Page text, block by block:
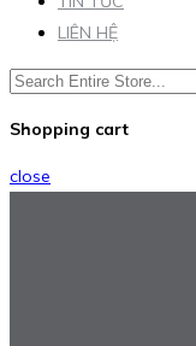
LIÊN HỆ
Shopping cart
close